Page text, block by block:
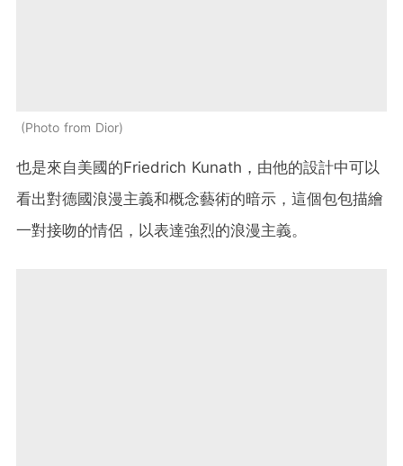
Photo from Dior
也是來自美國的Friedrich Kunath ，由他的設計中可以
看出對德國浪漫主義和概念藝術的暗示，這個包包描繪
一對接吻的情侶，以表達強烈的浪漫主義。